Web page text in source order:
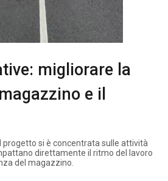
migliorare la
e il
progetto si è concentrata sulle attività
direttamente il ritmo del lavoro
del magazzino.